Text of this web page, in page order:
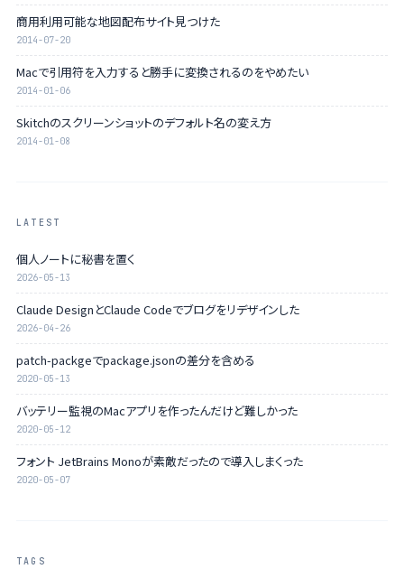
商用利用可能な地図配布サイト見つけた
2014-07-20
Macで引用符を入力すると勝手に変換されるのをやめたい
2014-01-06
Skitchのスクリーンショットのデフォルト名の変え方
2014-01-08
LATEST
個人ノートに秘書を置く
2026-05-13
Claude DesignとClaude Codeでブログをリデザインした
2026-04-26
patch-packgeでpackage.jsonの差分を含める
2020-05-13
バッテリー監視のMacアプリを作ったんだけど難しかった
2020-05-12
フォント JetBrains Monoが素敵だったので導入しまくった
2020-05-07
TAGS